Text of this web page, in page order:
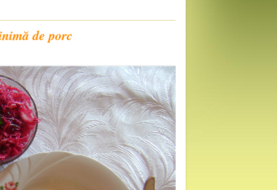
de porc